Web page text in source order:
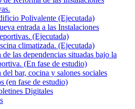
Polivalente (Ejecutada)
entrada a las Instalaciones
(Ejecutada)
climatizada. (Ejecutada)
las dependencias situadas bajo la
(En fase de estudio)
del bar, cocina y salones sociales
(en fase de estudio)
Digitales